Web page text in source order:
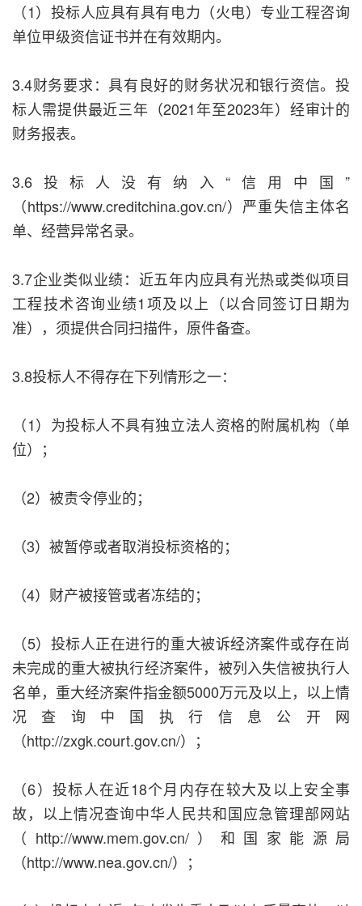
（1）投标人应具有具有电力（火电）专业工程咨询
单位甲级资信证书并在有效期内。
3.4财务要求：具有良好的财务状况和银行资信。投
标人需提供最近三年（2021年至2023年）经审计的
财务报表。
3.6投标人没有纳入“信用中国”
（https://www.creditchina.gov.cn/）严重失信主体名
单、经营异常名录。
3.7企业类似业绩：近五年内应具有光热或类似项目
工程技术咨询业绩1项及以上（以合同签订日期为
准），须提供合同扫描件，原件备查。
3.8投标人不得存在下列情形之一：
（1）为投标人不具有独立法人资格的附属机构（单
位）；
（2）被责令停业的；
（3）被暂停或者取消投标资格的；
（4）财产被接管或者冻结的；
（5）投标人正在进行的重大被诉经济案件或存在尚
未完成的重大被执行经济案件，被列入失信被执行人
名单，重大经济案件指金额5000万元及以上，以上情
况查询中国执行信息公开网
（http://zxgk.court.gov.cn/）；
（6）投标人在近18个月内存在较大及以上安全事
故，以上情况查询中华人民共和国应急管理部网站
（http://www.mem.gov.cn/）和国家能源局
（http://www.nea.gov.cn/）；